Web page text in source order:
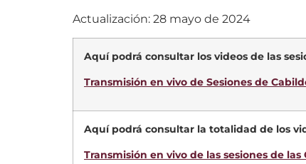
Actualización: 28 mayo de 2024
Aquí podrá consultar los videos de las
Transmisión en vivo de Sesiones de
Aquí podrá consultar la totalidad de los
Transmisión en vivo de las sesiones de las